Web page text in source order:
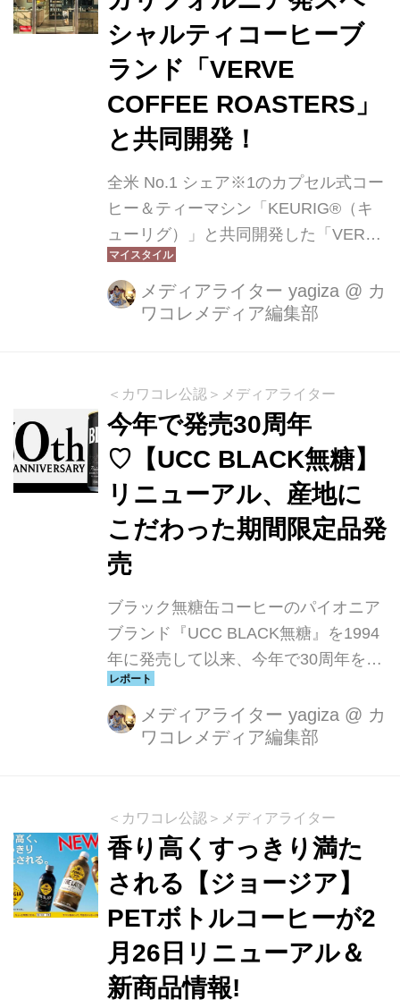
シャルティコーヒーブ
ランド「VERVE
COFFEE ROASTERS」
と共同開発！
全米 No.1 シェア※1のカプセル式コー
ヒー＆ティーマシン「KEURIG®（キ
ューリグ）」と共同開発した「VERVE
COFFEE ROASTERS KITA-
KAMAKURA K-Cup」を、2024年4月
より1年間の期間限定で発売されまし
をカプセル式コーヒーとして開発いた
しました。本格的なお店の味わいをご
家庭やオフィスで気軽に楽しめるカプ
セルです。※1Euromonitor2021 年実
績データ
メディアライター yagiza @ カ
ワコレメディア編集部
＜カワコレ公認＞メディアライター
今年で発売30周年
♡【UCC BLACK無糖】
リニューアル、産地に
こだわった期間限定品発
売
ブラック無糖缶コーヒーのパイオニア
ブランド『UCC BLACK無糖』を1994
年に発売して以来、今年で30周年を迎
えます。『UCC BLACK無糖 缶185g』
をリニューアルし、3月4日に全国で発
売しました。併せてリキャップ缶製品
し、さらにBLACK無糖30周年の期間限
定製品として、産地にこだわったブラ
ック『UCC BLACK無糖 ブルーマウン
テン＆キリマンジァロ リキャップ缶
275g』を4月1日に新発売します。
「より良い世界のために、コーヒーの
力を解き放つ。」 UCCグループは
「より良い世界のため...
メディアライター yagiza @ カ
ワコレメディア編集部
＜カワコレ公認＞メディアライター
香り高くすっきり満た
される【ジョージア】
PETボトルコーヒーが2
月26日リニューアル＆
新商品情報!